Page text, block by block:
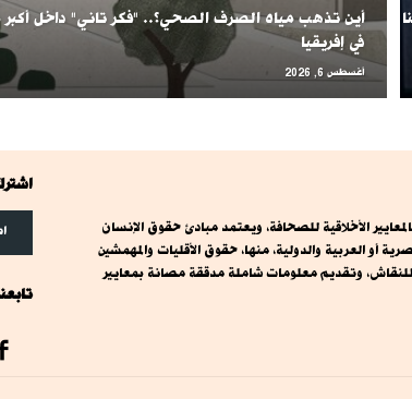
أين تذهب مياه الصرف الصحي؟.. "فكر تاني" داخل
في إفريقيا
أغسطس 6, 2026
الأخلاقية للصحافة، ويعتمد مبادئ حقوق الإنسان
العربية والدولية، منها، حقوق الأقليات والمهمشين
وتقديم معلومات شاملة مدققة مصانة بمعايير